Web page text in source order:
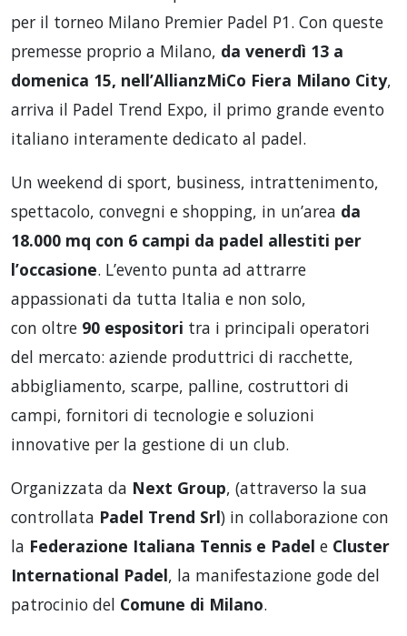
per il torneo Milano Premier Padel P1. Con queste
premesse proprio a Milano, da venerdì 13 a
domenica 15, nell’AllianzMiCo Fiera Milano City,
arriva il Padel Trend Expo, il primo grande evento
italiano interamente dedicato al padel.
Un weekend di sport, business, intrattenimento,
spettacolo, convegni e shopping, in un’area da
18.000 mq con 6 campi da padel allestiti per
l’occasione. L’evento punta ad attrarre
appassionati da tutta Italia e non solo,
con oltre 90 espositori tra i principali operatori
del mercato: aziende produttrici di racchette,
abbigliamento, scarpe, palline, costruttori di
campi, fornitori di tecnologie e soluzioni
innovative per la gestione di un club.
Organizzata da Next Group, (attraverso la sua
controllata Padel Trend Srl) in collaborazione con
la Federazione Italiana Tennis e Padel e Cluster
International Padel, la manifestazione gode del
patrocinio del Comune di Milano.